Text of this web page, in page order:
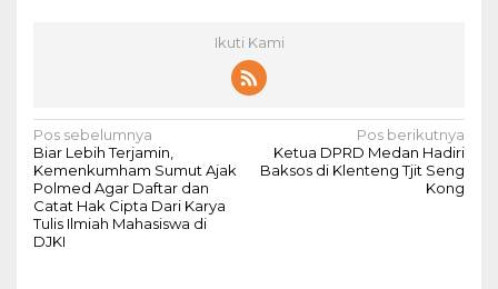
Ikuti Kami
N
a
v
i
Pos sebelumnya
Biar Lebih Terjamin,
Kemenkumham Sumut Ajak
Polmed Agar Daftar dan
Catat Hak Cipta Dari Karya
Tulis Ilmiah Mahasiswa di
DJKI
Pos berikutnya
Ketua DPRD Medan Hadiri
Baksos di Klenteng Tjit Seng
Kong